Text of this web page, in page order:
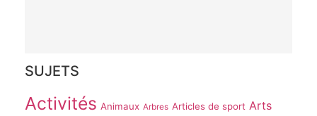
SUJETS
Activités Animaux Arbres Articles de sport Arts